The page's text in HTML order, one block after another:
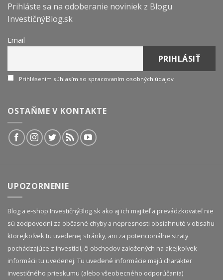
Prihláste sa na odoberanie noviniek z Blogu
InvestičnýBlog.sk
Email
Prihlásením súhlasím so spracovaním osobných údajov
OSTAŇME V KONTAKTE
UPOZORNENIE
Blog a e-shop InvestičnýBlog.sk ako aj ich majiteľ a prevádzkovateľ nie
sú zodpovední za občasné chyby a nepresnosti obsiahnuté v obsahu
ktorejkoľvek tu uvedenej stránky, ani za potencionálne straty
pochádzajúce z investícií, či obchodov založených na akejkoľvek
informácii tu uvedenej. Tu uvedené informácie majú charakter
investičného prieskumu (alebo všeobecného odporúčania)